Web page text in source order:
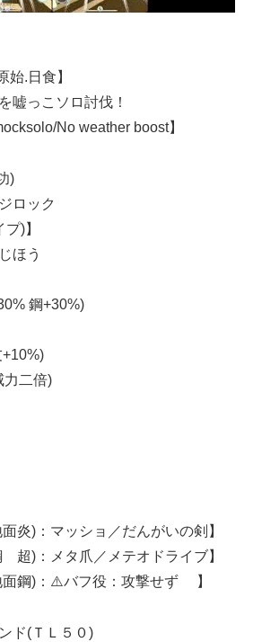
始.日食】
嘘っこソロ討伐！
No weather boost】
)
ロック
)】
ほう
鋼+30%)
力二倍)
炎)：マッショ／だんがいの剣】
超)：メタ爪／メテオドライブ】
面鋼)：⚠️バフ役：攻撃せず 】
ド(ＴＬ５０)